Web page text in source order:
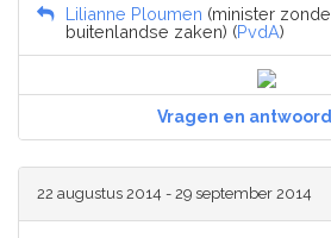
Lilianne Ploumen (minister
buitenlandse zaken) (PvdA)
Vragen en
22 augustus 2014 - 29 september 2014